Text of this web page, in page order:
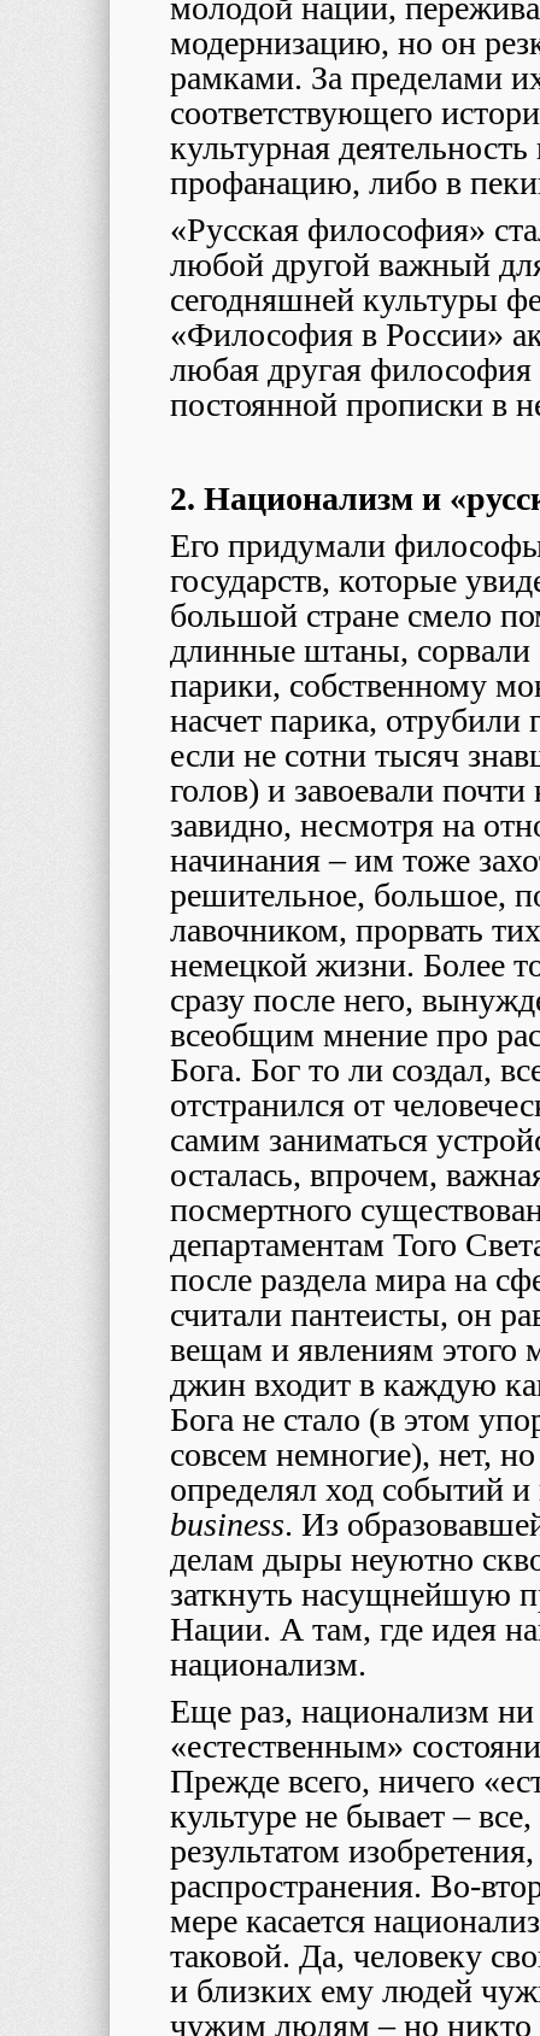
молодой нации,
модернизацию, но он
рамками. За пределами
соответствующего
культурная
профанацию, либо в
«Русская философия»
любой другой важный
сегодняшней культуры
«Философия в России»
любая другая философия
постоянной прописки в
2. Национализм и
Его придумали
государств, которые
большой стране смело
длинные штаны, сорвали
парики, собственному
насчет парика, отрубили
если не сотни тысяч
голов) и завоевали
завидно, несмотря на
начинания – им тоже
решительное, большое,
лавочником, прорвать
немецкой жизни. Более
сразу после него,
всеобщим мнение про
Бога. Бог то ли создал,
отстранился от
самим заниматься
осталась, впрочем,
посмертного
департаментам Того
после раздела мира на
считали пантеисты, он
вещам и явлениям этого
джин входит в каждую
Бога не стало (в этом
совсем немногие), нет,
определял ход событий
business. Из
делам дыры неуютно
заткнуть насущнейшую
Нации. А там, где идея
национализм.
Еще раз, национализм ни
«естественным»
Прежде всего, ничего
культуре не бывает –
результатом
распространения. Во-
мере касается
таковой. Да, человеку
и близких ему людей
чужим людям – но никто